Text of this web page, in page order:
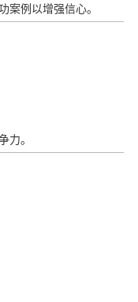
案例以增强信心。
力。